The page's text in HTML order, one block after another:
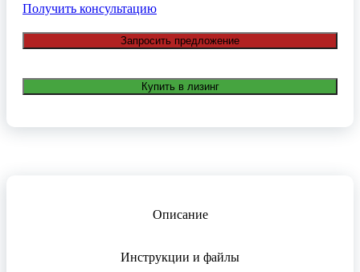
Получить консультацию
Запросить предложение
Купить в лизинг
Описание
Инструкции и файлы